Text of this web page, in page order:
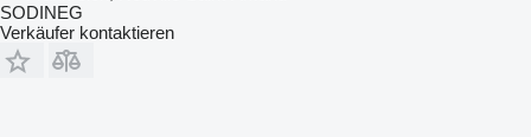
SODINEG
Verkäufer kontaktieren